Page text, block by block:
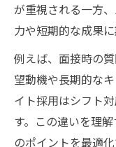
が重視される一方
力や短期的な成果
例えば、面接時の
望動機や長期的な
イト採用はシフト
す。この違いを理
のポイントを最適化